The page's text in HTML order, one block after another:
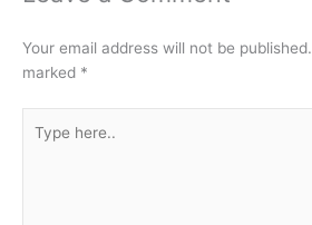
Your email address will not be published.
marked *
here..